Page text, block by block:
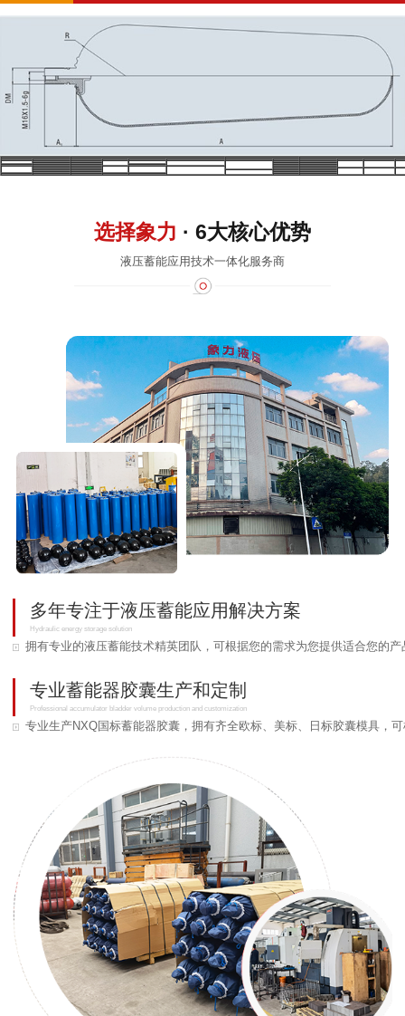
选择象力 · 6大核心优势
液压蓄能应用技术一体化服务商
多年专注于液压蓄能应用解决方案
Hydraulic energy storage solution
拥有专业的液压蓄能技术精英团队，可根据您的需求为您提供适合您的
专业蓄能器胶囊生产和定制
Professional accumulator bladder volume production and customization
专业生产NXQ国标蓄能器胶囊，拥有齐全欧标、美标、日标胶囊模具，